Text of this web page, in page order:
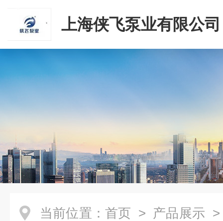
上海侠飞泵业有限公司
当前位置： 首页 > 产品展示